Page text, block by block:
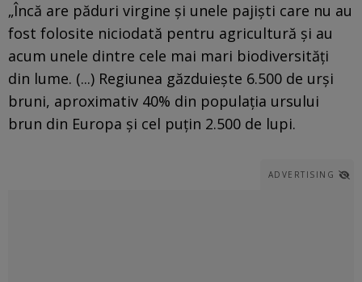
„Încă are păduri virgine și unele pajiști care nu au
fost folosite niciodată pentru agricultură și au
acum unele dintre cele mai mari biodiversități
din lume. (...) Regiunea găzduiește 6.500 de urși
bruni, aproximativ 40% din populația ursului
brun din Europa și cel puțin 2.500 de lupi.
ADVERTISING